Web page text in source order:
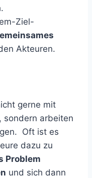
Ziel-
Akteuren.
gerne mit
sondern arbeiten
Oft ist es
dazu zu
Problem
und sich dann